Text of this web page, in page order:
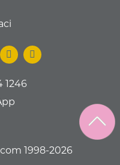
1246
1998-2026